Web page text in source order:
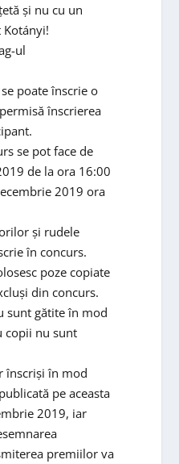
și nu cu un
ul
poate înscrie o
înscrierea
se pot face de
de la ora 16:00
2019 ora
și rudele
în concurs.
poze copiate
din concurs.
sunt gătite în mod
copii nu sunt
înscriși în mod
pe aceasta
2019, iar
premiilor va